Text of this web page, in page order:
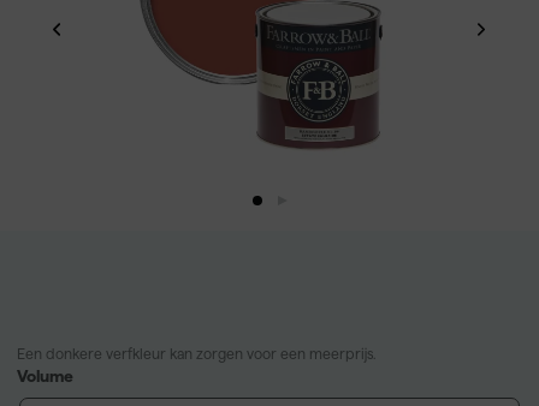
Een donkere verfkleur kan zorgen voor een meerprijs.
Volume